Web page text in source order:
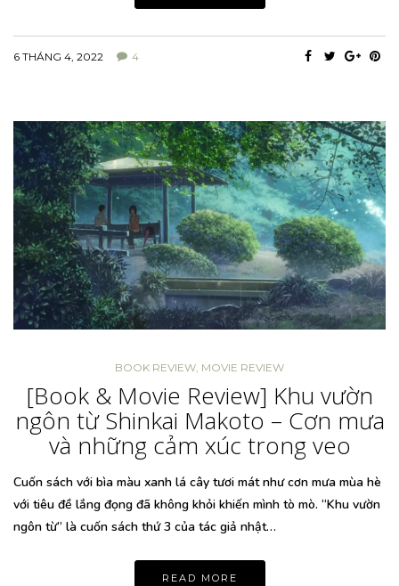
6 THÁNG 4, 2022 4
BOOK REVIEW, MOVIE REVIEW
[Book & Movie Review] Khu vườn
ngôn từ Shinkai Makoto – Cơn mưa
và những cảm xúc trong veo
Cuốn sách với bìa màu xanh lá cây tươi mát như cơn mưa mùa hè
với tiêu đề lắng đọng đã không khỏi khiến mình tò mò. “Khu vườn
ngôn từ” là cuốn sách thứ 3 của tác giả nhật…
READ MORE